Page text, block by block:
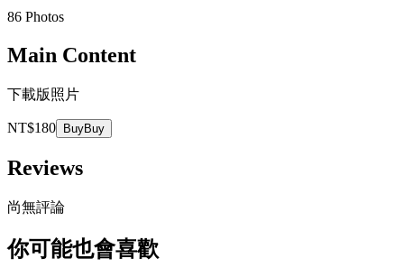
86 Photos
Main Content
下載版照片
NT$180 BuyBuy
Reviews
尚無評論
你可能也會喜歡